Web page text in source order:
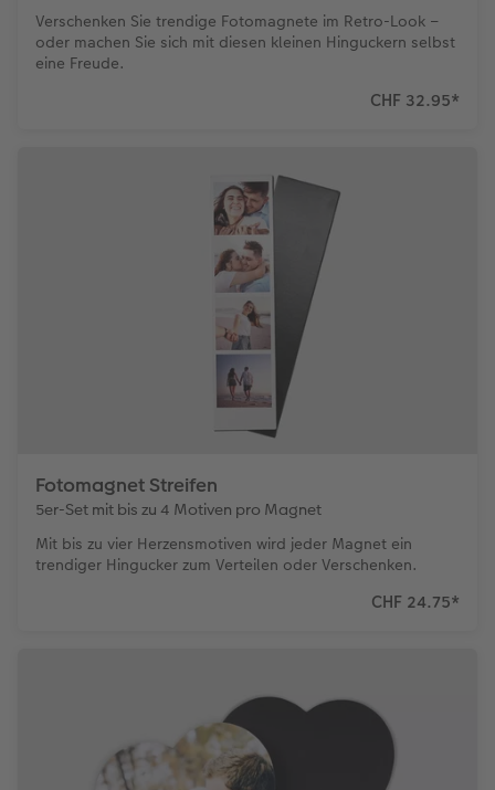
Verschenken Sie trendige Fotomagnete im Retro-Look –
oder machen Sie sich mit diesen kleinen Hinguckern selbst
eine Freude.
CHF 32.95*
Fotomagnet Streifen
5er-Set mit bis zu 4 Motiven pro Magnet
Mit bis zu vier Herzensmotiven wird jeder Magnet ein
trendiger Hingucker zum Verteilen oder Verschenken.
CHF 24.75*